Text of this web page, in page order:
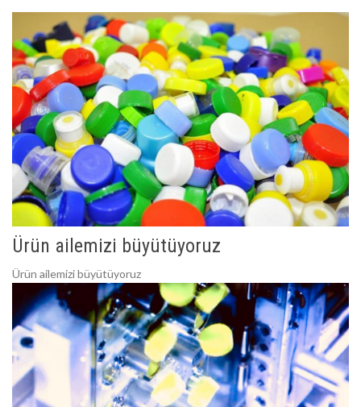
Ürün ailemizi büyütüyoruz
Ürün ailemizi büyütüyoruz